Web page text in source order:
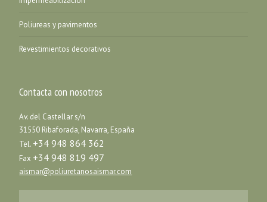
Poliureas y pavimentos
Revestimientos decorativos
Contacta con nosotros
Av. del Castellar s/n
31550 Ribaforada, Navarra, España
Tel. +34 948 864 362
Fax +34 948 819 497
aismar@poliuretanosaismar.com